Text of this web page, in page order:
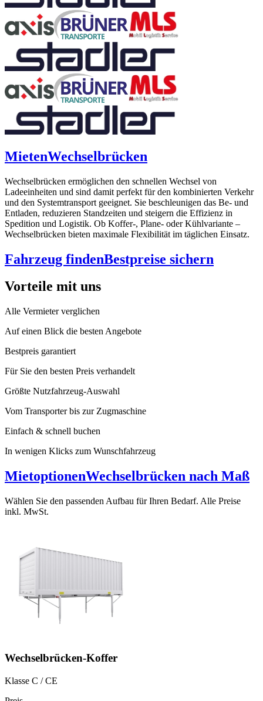
MietenWechselbrücken
Wechselbrücken ermöglichen den schnellen Wechsel von
Ladeeinheiten und sind damit perfekt für den kombinierten Verkehr
und den Systemtransport geeignet. Sie beschleunigen das Be- und
Entladen, reduzieren Standzeiten und steigern die Effizienz in
Spedition und Logistik. Ob Koffer-, Plane- oder Kühlvariante –
Wechselbrücken bieten maximale Flexibilität im täglichen Einsatz.
Fahrzeug findenBestpreise sichern
Vorteile mit uns
Alle Vermieter verglichen
Auf einen Blick die besten Angebote
Bestpreis garantiert
Für Sie den besten Preis verhandelt
Größte Nutzfahrzeug-Auswahl
Vom Transporter bis zur Zugmaschine
Einfach & schnell buchen
In wenigen Klicks zum Wunschfahrzeug
MietoptionenWechselbrücken nach Maß
Wählen Sie den passenden Aufbau für Ihren Bedarf. Alle Preise
inkl. MwSt.
Wechselbrücken-Koffer
Klasse C / CE